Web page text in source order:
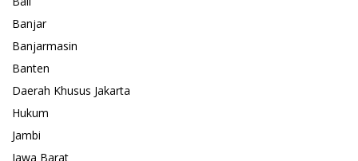
Banjar
Banjarmasin
Banten
Daerah Khusus Jakarta
Hukum
Jambi
Jawa Barat